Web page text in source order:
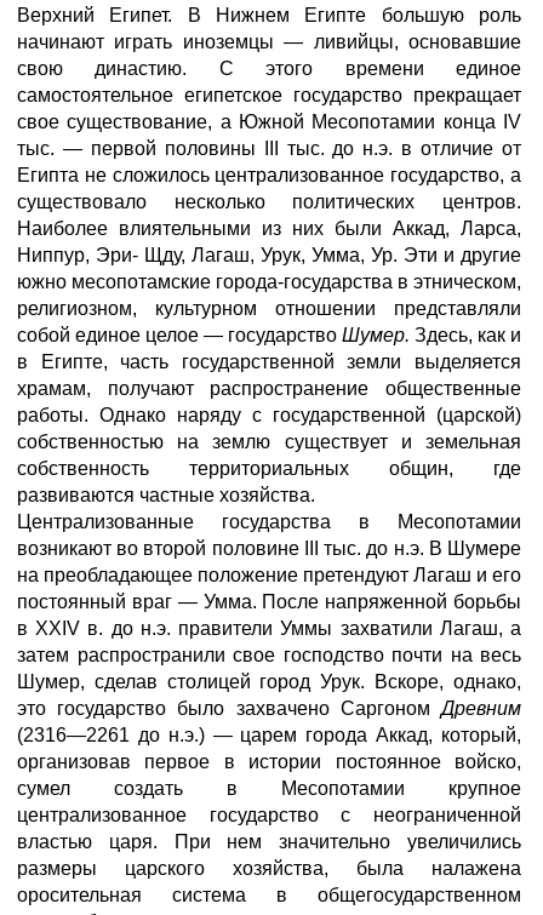
Верхний Египет. В Нижнем Египте большую роль
начинают играть иноземцы — ливийцы, основавшие
свою династию. С этого времени единое
самостоятельное египетское государство прекращает
свое существование, а Южной Месопотамии конца IV
тыс. — первой половины III тыс. до н.э. в отличие от
Египта не сложилось централизованное государство, а
существовало несколько политических центров.
Наиболее влиятельными из них были Аккад, Ларса,
Ниппур, Эри- Щду, Лагаш, Урук, Умма, Ур. Эти и другие
южно месопотамские города-государства в этническом,
религиозном, культурном отношении представляли
собой единое целое — государство Шумер. Здесь, как и
в Египте, часть государственной земли выделяется
храмам, получают распространение общественные
работы. Однако наряду с государственной (царской)
собственностью на землю существует и земельная
собственность территориальных общин, где
развиваются частные хозяйства.
Централизованные государства в Месопотамии
возникают во второй половине III тыс. до н.э. В Шумере
на преобладающее положение претендуют Лагаш и его
постоянный враг — Умма. После напряженной борьбы
в XXIV в. до н.э. правители Уммы захватили Лагаш, а
затем распространили свое господство почти на весь
Шумер, сделав столицей город Урук. Вскоре, однако,
это государство было захвачено СаргономДревним
(2316—2261 до н.э.) — царем города Аккад, который,
организовав первое в истории постоянное войско,
сумел создать в Месопотамии крупное
централизованное государство с неограниченной
властью царя. При нем значительно увеличились
размеры царского хозяйства, была налажена
оросительная система в общегосударственном